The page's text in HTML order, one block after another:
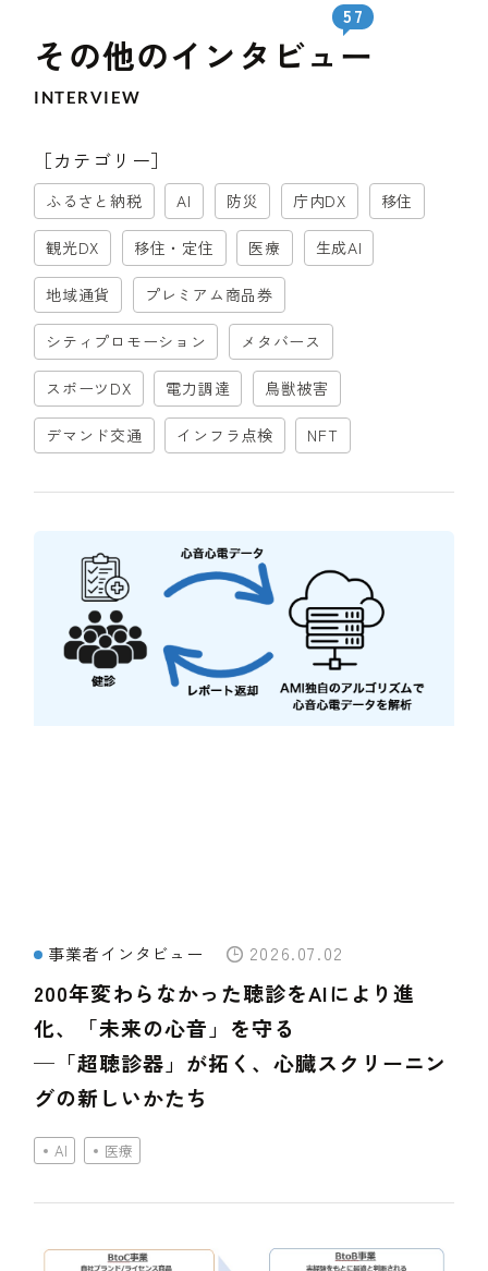
その他のインタビュー
INTERVIEW
57
［カテゴリー］
ふるさと納税 AI 防災 庁内DX 移住
観光DX 移住・定住 医療 生成AI
地域通貨 プレミアム商品券
シティプロモーション メタバース
スポーツDX 電力調達 鳥獣被害
デマンド交通 インフラ点検 NFT
事業者インタビュー 2026.07.02
200年変わらなかった聴診をAIにより進
化、「未来の心音」を守る
─「超聴診器」が拓く、心臓スクリーニン
グの新しいかたち
AI 医療